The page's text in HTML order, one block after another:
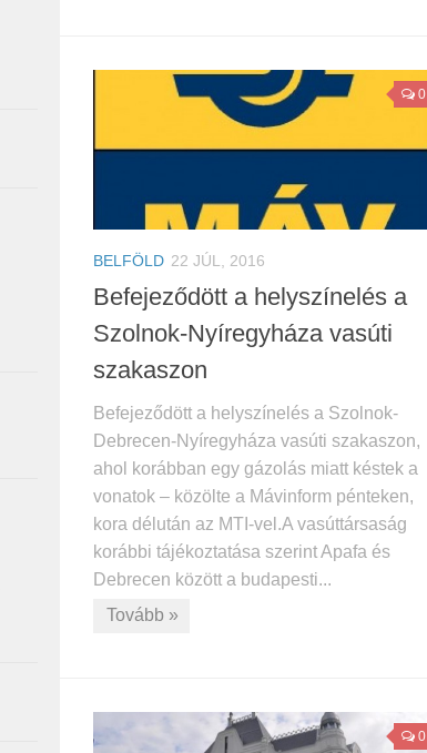
0
BELFÖLD 22 JÚL, 2016
Befejeződött a helyszínelés a
Szolnok-Nyíregyháza vasúti
szakaszon
Befejeződött a helyszínelés a Szolnok-
Debrecen-Nyíregyháza vasúti szakaszon,
ahol korábban egy gázolás miatt késtek a
vonatok – közölte a Mávinform pénteken,
kora délután az MTI-vel.A vasúttársaság
korábbi tájékoztatása szerint Apafa és
Debrecen között a budapesti...
Tovább »
0